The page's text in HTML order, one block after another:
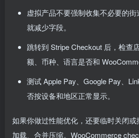
虚拟产品不要强制收集不必要的
就减少字段。
跳转到 Stripe Checkout 后，检查
额、币种、语言是否和
测试 Apple Pay、Google Pay、
否按设备和地区正常显示。
如果你做过性能优化，还要临时关闭
加载、合并压缩。WooCommerce